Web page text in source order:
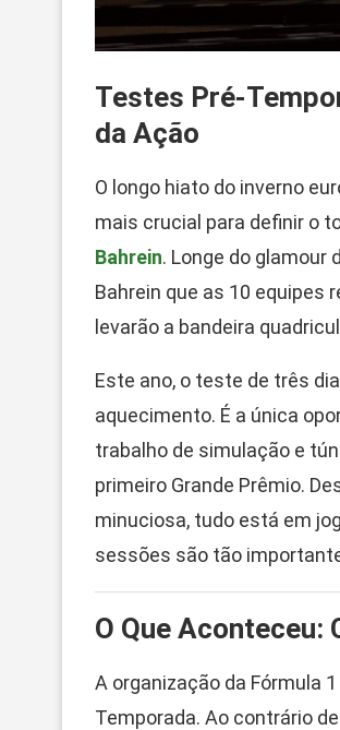
Testes Pré-
da Ação
O longo hiato do inverno
mais crucial para definir o
Bahrein. Longe do glamour
Bahrein que as 10 equipes
levarão a bandeira
Este ano, o teste de três
aquecimento. É a única
trabalho de simulação e
primeiro Grande Prêmio.
minuciosa, tudo está em
sessões são tão
O Que
A organização da Fórmula
Temporada. Ao contrário